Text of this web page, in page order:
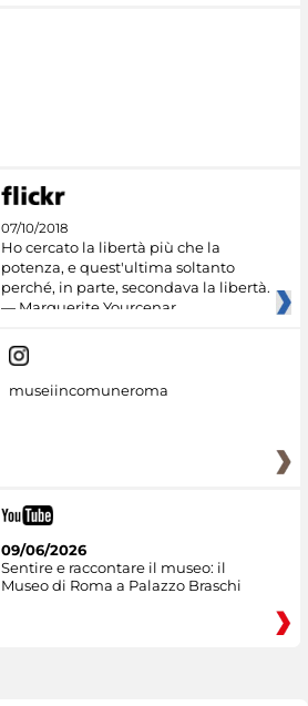
07/10/2018
Ho cercato la libertà più che la
potenza, e quest'ultima soltanto
perché, in parte, secondava la libertà.
— Marguerite Yourcenar
museiincomuneroma
09/06/2026
Sentire e raccontare il museo: il
Museo di Roma a Palazzo Braschi